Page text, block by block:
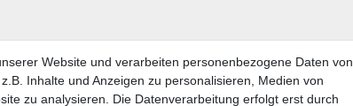
Website und verarbeiten personenbezogene Daten von
Inhalte und Anzeigen zu personalisieren, Medien von
zu analysieren. Die Datenverarbeitung erfolgt erst durch